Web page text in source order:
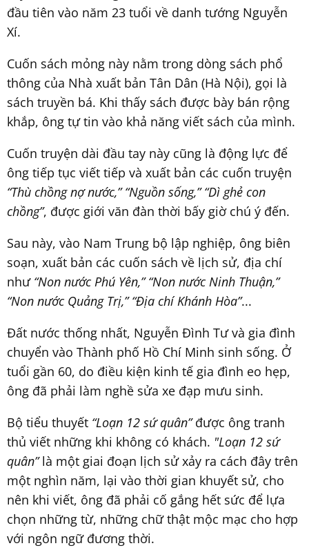
đầu tiên vào năm 23 tuổi về danh tướng Nguyễn
Xí.
Cuốn sách mỏng này nằm trong dòng sách phổ
thông của Nhà xuất bản Tân Dân (Hà Nội), gọi là
sách truyền bá. Khi thấy sách được bày bán rộng
khắp, ông tự tin vào khả năng viết sách của mình.
Cuốn truyện dài đầu tay này cũng là động lực để
ông tiếp tục viết tiếp và xuất bản các cuốn truyện
“Thù chồng nợ nước,” “Nguồn sống,” “Dì ghẻ con
chồng”, được giới văn đàn thời bấy giờ chú ý đến.
Sau này, vào Nam Trung bộ lập nghiệp, ông biên
soạn, xuất bản các cuốn sách về lịch sử, địa chí
như“Non nước Phú Yên,” “Non nước Ninh Thuận,”
“Non nước Quảng Trị,” “Địa chí Khánh Hòa”...
Đất nước thống nhất, Nguyễn Đình Tư và gia đình
chuyển vào Thành phố Hồ Chí Minh sinh sống. Ở
tuổi gần 60, do điều kiện kinh tế gia đình eo hẹp,
ông đã phải làm nghề sửa xe đạp mưu sinh.
Bộ tiểu thuyết “Loạn 12 sứ quân”được ông tranh
thủ viết những khi không có khách. "Loạn 12 sứ
quân”là một giai đoạn lịch sử xảy ra cách đây trên
một nghìn năm, lại vào thời gian khuyết sử, cho
nên khi viết, ông đã phải cố gắng hết sức để lựa
chọn những từ, những chữ thật mộc mạc cho hợp
với ngôn ngữ đương thời.